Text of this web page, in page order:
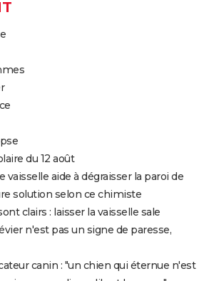
du 12 août
vaisselle aide à dégraisser la paroi de
solution selon ce chimiste
clairs : laisser la vaisselle sale
n'est pas un signe de paresse,
canin : "un chien qui éternue n'est